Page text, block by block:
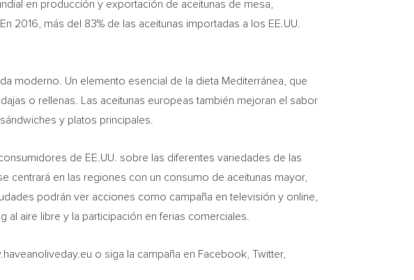
en producción y exportación de aceitunas de mesa,
2016, más del 83% de las aceitunas importadas a los EE.UU.
moderno. Un elemento esencial de la dieta Mediterránea, que
o rellenas. Las aceitunas europeas también mejoran el sabor
y platos principales.
de EE.UU. sobre las diferentes variedades de las
centrará en las regiones con un consumo de aceitunas mayor,
podrán ver acciones como campaña en televisión y online,
aire libre y la participación en ferias comerciales.
o siga la campaña en Facebook, Twitter,